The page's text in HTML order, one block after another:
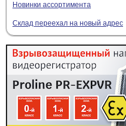
Новинки ассортимента
Склад переехал на новый адрес